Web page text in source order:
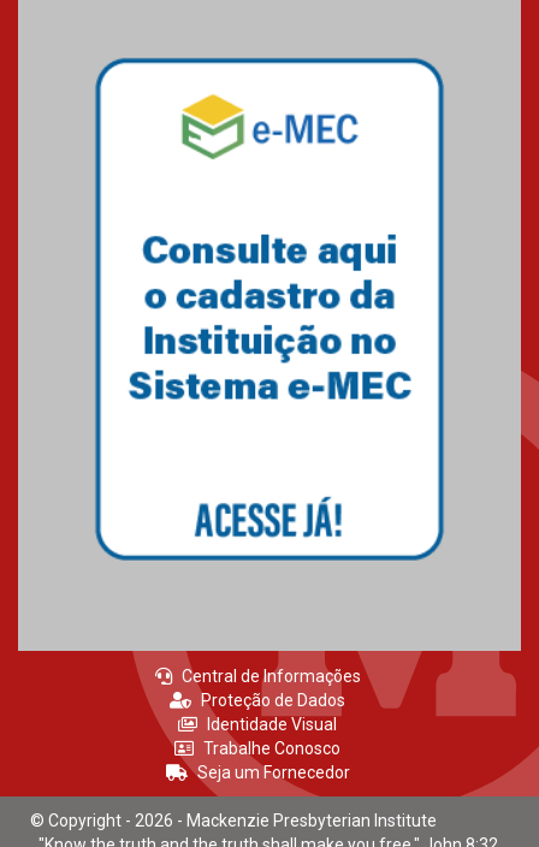
Mackenzie mobiliza campanha
solidária para apoiar famílias em
Minas Gerais
Primeiro culto do ano ressalta o
27.02.2026
Central de Informações
Proteção de Dados
Identidade Visual
Trabalhe Conosco
Seja um Fornecedor
© Copyright - 2026 - Mackenzie Presbyterian Institute